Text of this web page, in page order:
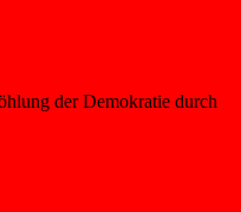
der Demokratie durch